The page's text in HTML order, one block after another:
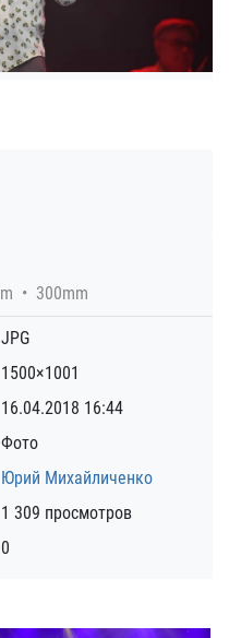
300mm
JPG
1500×1001
16.04.2018 16:44
Фото
Юрий Михайличенко
1 309 просмотров
0